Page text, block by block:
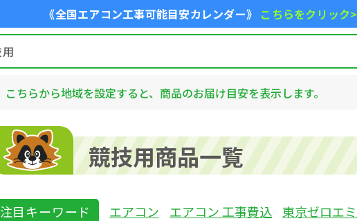
《全国エアコン工事可能目安カレンダー》 こちらをクリック>
こちらから地域を設定すると、商品のお届け目安を表示します。
競技用商品一覧
注目キーワード エアコン エアコン 工事費込 東京ゼロエミ